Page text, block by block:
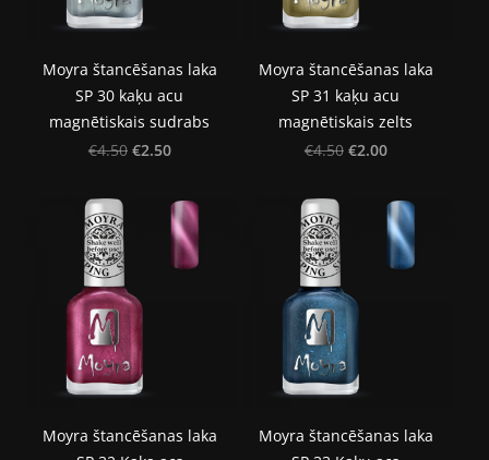
Moyra štancēšanas laka
SP 30 kaķu acu
magnētiskais sudrabs
€4.50 €2.50
Moyra štancēšanas laka
SP 31 kaķu acu
magnētiskais zelts
€4.50 €2.00
Moyra štancēšanas laka
Moyra štancēšanas laka